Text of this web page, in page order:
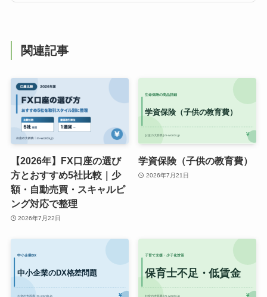
関連記事
【2026年】FX口座の選び
方とおすすめ5社比較｜少
額・自動売買・スキャルピ
ング対応で整理
2026年7月22日
学資保険（子供の教育費）
2026年7月21日